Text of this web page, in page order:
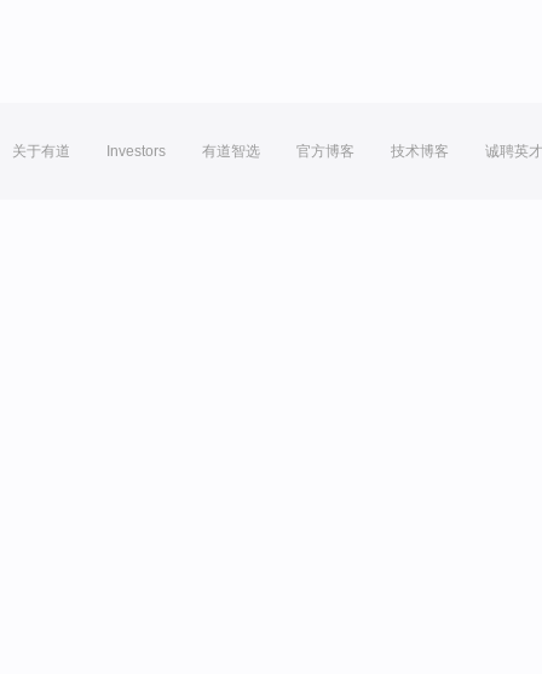
关于有道 Investors 有道智选 官方博客 技术博客 诚聘英才